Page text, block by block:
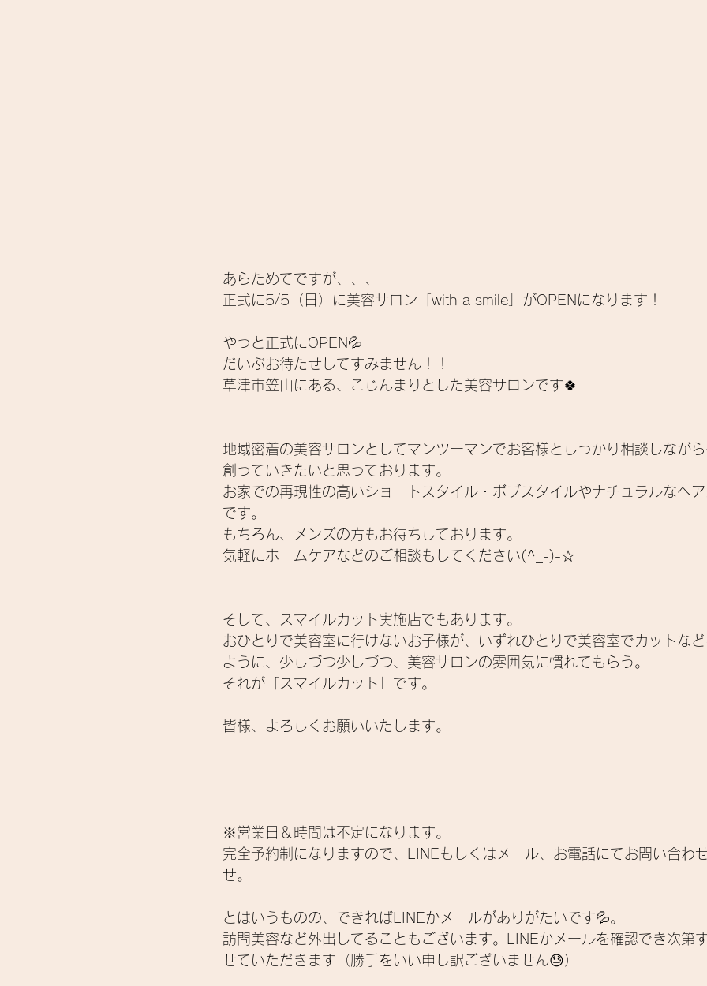
あらためてですが、、、
正式に5/5（日）に美容サロン「with a smile」がOPENになります！
やっと正式にOPEN💦
だいぶお待たせしてすみません！！
草津市笠山にある、こじんまりとした美容サロンです🍀
地域密着の美容サロンとしてマンツーマンでお客様としっかり相談しなが
創っていきたいと思っております。
お家での再現性の高いショートスタイル・ボブスタイルやナチュラルなヘ
です。
もちろん、メンズの方もお待ちしております。
気軽にホームケアなどのご相談もしてください(^_-)-☆
そして、スマイルカット実施店でもあります。
おひとりで美容室に行けないお子様が、いずれひとりで美容室でカットな
ように、少しづつ少しづつ、美容サロンの雰囲気に慣れてもらう。
それが「スマイルカット」です。
皆様、よろしくお願いいたします。
※営業日＆時間は不定になります。
完全予約制になりますので、
LINEもしくはメール、お電話にてお問い合わ
せ。
とはいうものの、できれば LINEかメールがありがたいです💦。
訪問美容など外出してることもございます。LINEかメールを確認でき次第
せていただきます（勝手をいい申し訳ございません😓）